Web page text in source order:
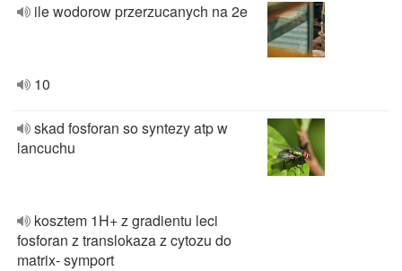
ile wodorow przerzucanych na 2e
10
skad fosforan so syntezy atp w
lancuchu
kosztem 1H+ z gradientu leci
fosforan z translokaza z cytozu do
matrix- symport